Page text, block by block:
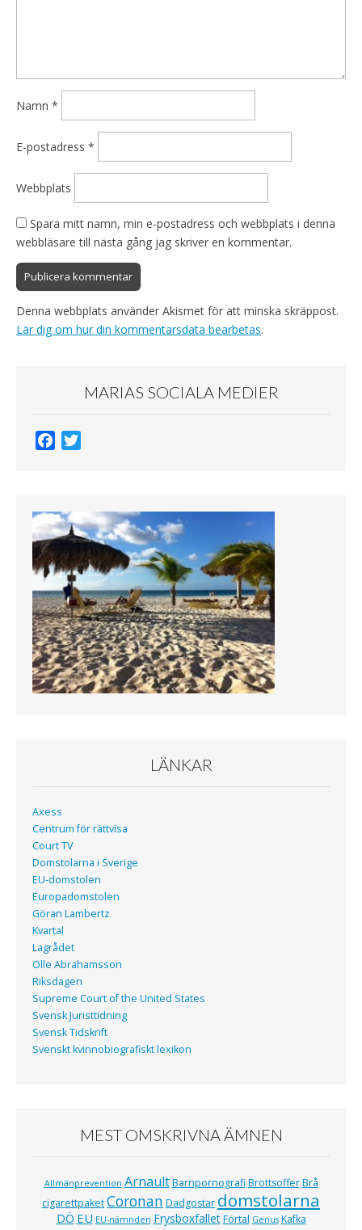
Namn *
E-postadress *
Webbplats
Spara mitt namn, min e-postadress och webbplats i denna
webbläsare till nästa gång jag skriver en kommentar.
Denna webbplats använder Akismet för att minska skräppost.
Lär dig om hur din kommentarsdata bearbetas.
MARIAS SOCIALA MEDIER
b
o
o
k
t
e
r
LÄNKAR
Axess
Centrum för rättvisa
Court TV
Domstolarna i Sverige
EU-domstolen
Europadomstolen
Göran Lambertz
Kvartal
Lagrådet
Olle Abrahamsson
Riksdagen
Supreme Court of the United States
Svensk Juristtidning
Svensk Tidskrift
Svenskt kvinnobiografiskt lexikon
MEST OMSKRIVNA ÄMNEN
Allmänprevention Arnault Barnpornografi Brottsoffer Brå
cigarettpaketCoronan Dadgostar domstolarna
DÖ EU EU-nämnden Frysboxfallet Förtal Genus Kafka